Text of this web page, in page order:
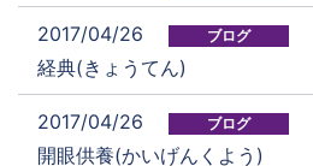
2017/04/26 ブログ
経典(きょうてん)
2017/04/26 ブログ
開眼供養(かいげんくよう)